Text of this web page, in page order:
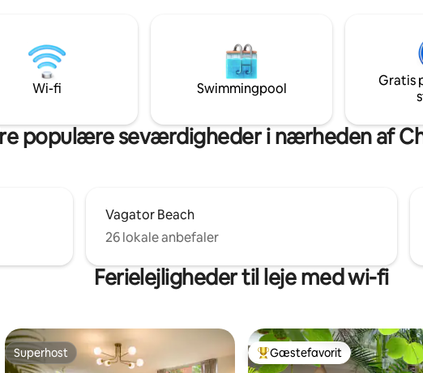
slappe af i den friske havbrise fra den
nærliggende vagatorstrand, mens du
absorberer de spektakulære farver i
Goas solnedgangshimmel i skumringen.
📍 1 km – Goya Club 📍 2 km –
Romeo Lane, Thalassa Titlie ✅ Marshall-
højttalere ✅ Sikkerhed døgnet rundt ✅
Gratis rengøring ✅ Privat
Wi-fi Swimmingpool
Gratis
populære seværdigheder i nærheden af
Vagator Beach
26 lokale anbefaler
Ferielejligheder til leje med wi-fi
Superhost
Superhost Bedste gæstefavorit
Gæstefavorit